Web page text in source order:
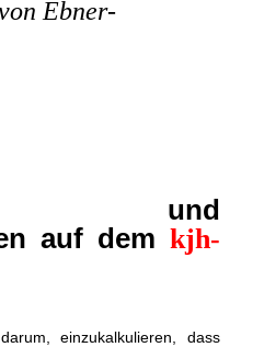
Ebner-
und
auf dem kjh-
einzukalkulieren, dass